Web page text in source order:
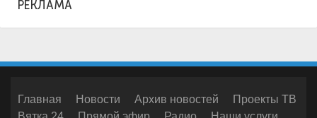
РЕКЛАМА
Главная Новости Архив новостей
Проекты ТВ